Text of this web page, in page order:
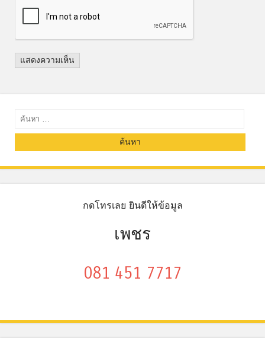
ค้นหา
กดโทรเลย ยินดีให้ข้อมูล
เพชร
081 451 7717